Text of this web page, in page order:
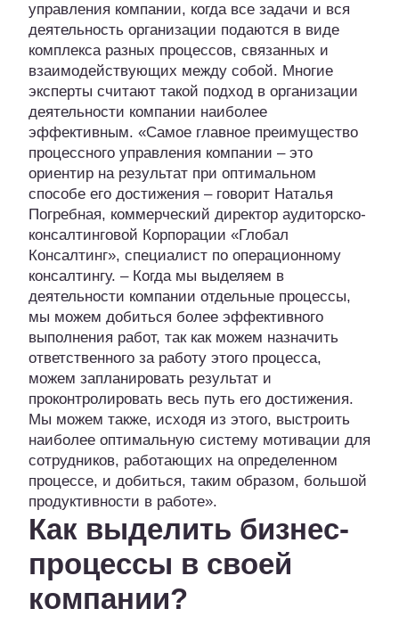
управления компании, когда все задачи и вся
деятельность организации подаются в виде
комплекса разных процессов, связанных и
взаимодействующих между собой. Многие
эксперты считают такой подход в организации
деятельности компании наиболее
эффективным. «Самое главное преимущество
процессного управления компании – это
ориентир на результат при оптимальном
способе его достижения – говорит Наталья
Погребная, коммерческий директор аудиторско-
консалтинговой Корпорации «Глобал
Консалтинг», специалист по операционному
консалтингу. – Когда мы выделяем в
деятельности компании отдельные процессы,
мы можем добиться более эффективного
выполнения работ, так как можем назначить
ответственного за работу этого процесса,
можем запланировать результат и
проконтролировать весь путь его достижения.
Мы можем также, исходя из этого, выстроить
наиболее оптимальную систему мотивации для
сотрудников, работающих на определенном
процессе, и добиться, таким образом, большой
продуктивности в работе».
Как выделить бизнес-
процессы в своей
компании?